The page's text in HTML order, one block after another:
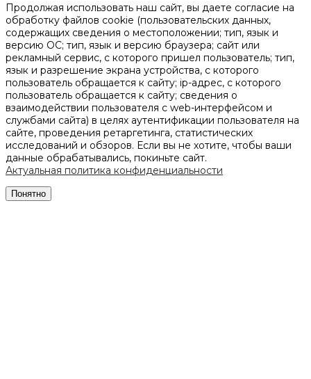
Продолжая использовать наш сайт, вы даете согласие на
обработку файлов cookie (пользовательских данных,
содержащих сведения о местоположении; тип, язык и
версию ОС; тип, язык и версию браузера; сайт или
рекламный сервис, с которого пришел пользователь; тип,
язык и разрешение экрана устройства, с которого
пользователь обращается к сайту; ip-адрес, с которого
пользователь обращается к сайту; сведения о
взаимодействии пользователя с web-интерфейсом и
службами сайта) в целях аутентификации пользователя на
сайте, проведения ретаргетинга, статистических
исследований и обзоров. Если вы не хотите, чтобы ваши
данные обрабатывались, покиньте сайт.
Актуальная политика конфиденциальности
Понятно